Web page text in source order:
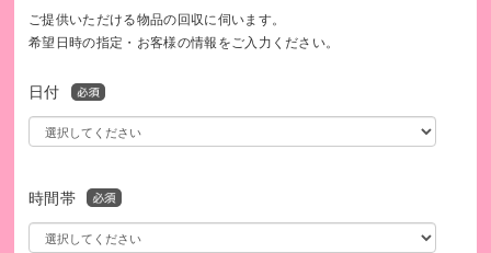
ペットと暮らす大きな幸せがある一方で、「自分が飼えなく
なったらこの子はどうなるのだろう？」という不安を抱える
い主に先立たれて残されたペットが行き場に困るケースが増
えています。
った生活環境も失い、生命の危険にさらされる現実がありま
されたペットが安心して暮らせるために、2017年から「遺
ご提供いただける物品の回収に伺います。
希望日時の指定・お客様の情報をご入力ください。
日付
時間帯